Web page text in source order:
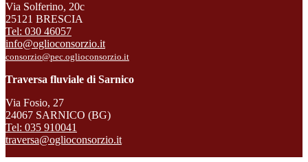
Via Solferino, 20c
25121 BRESCIA
Tel: 030 46057
info@oglioconsorzio.it
consorzio@pec.oglioconsorzio.it
Traversa fluviale di Sarnico
Via Fosio, 27
24067 SARNICO (BG)
Tel: 035 910041
traversa@oglioconsorzio.it